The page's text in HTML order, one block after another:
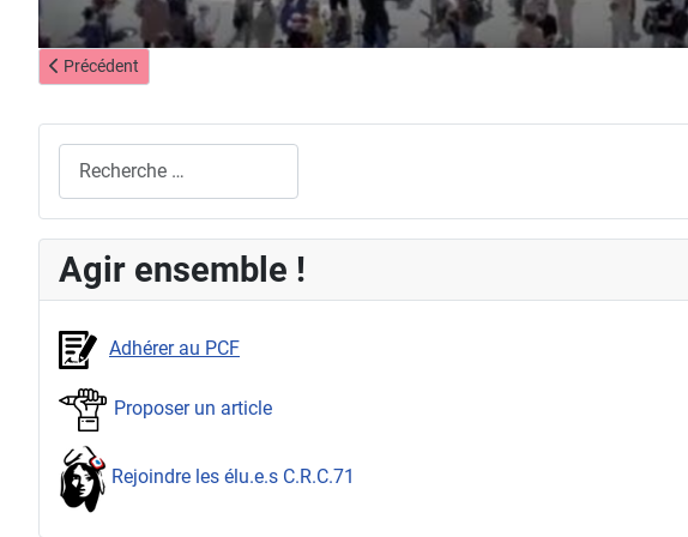
Article précédent : Gueugnon en danger !
Précédent
Agir ensemble !
Adhérer au PCF
Proposer un article
Rejoindre les élu.e.s C.R.C.71